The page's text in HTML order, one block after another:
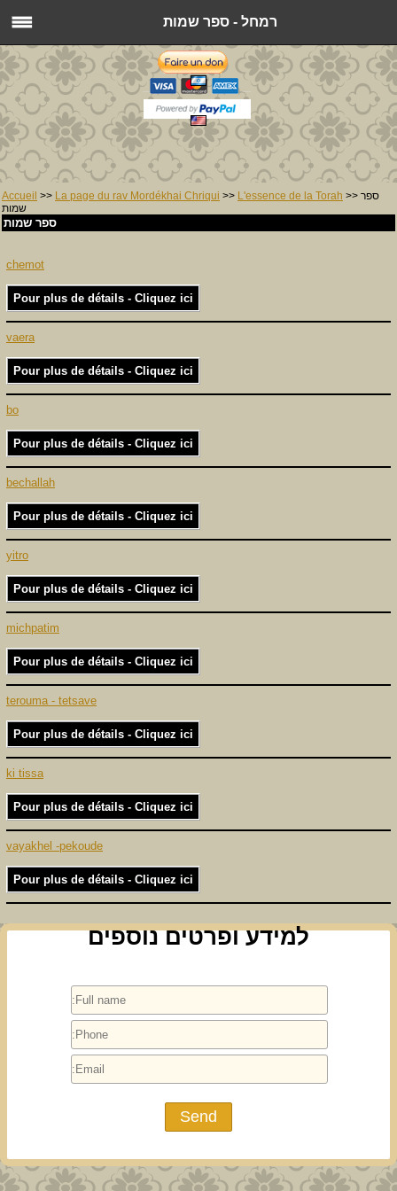
רמחל - ספר שמות
Accueil >> La page du rav Mordékhai Chriqui >> L'essence de la Torah >> ספר
שמות
ספר שמות
chemot
Pour plus de détails - Cliquez ici
vaera
Pour plus de détails - Cliquez ici
bo
Pour plus de détails - Cliquez ici
bechallah
Pour plus de détails - Cliquez ici
yitro
Pour plus de détails - Cliquez ici
michpatim
Pour plus de détails - Cliquez ici
terouma - tetsave
Pour plus de détails - Cliquez ici
ki tissa
Pour plus de détails - Cliquez ici
vayakhel -pekoude
Pour plus de détails - Cliquez ici
למידע ופרטים נוספים